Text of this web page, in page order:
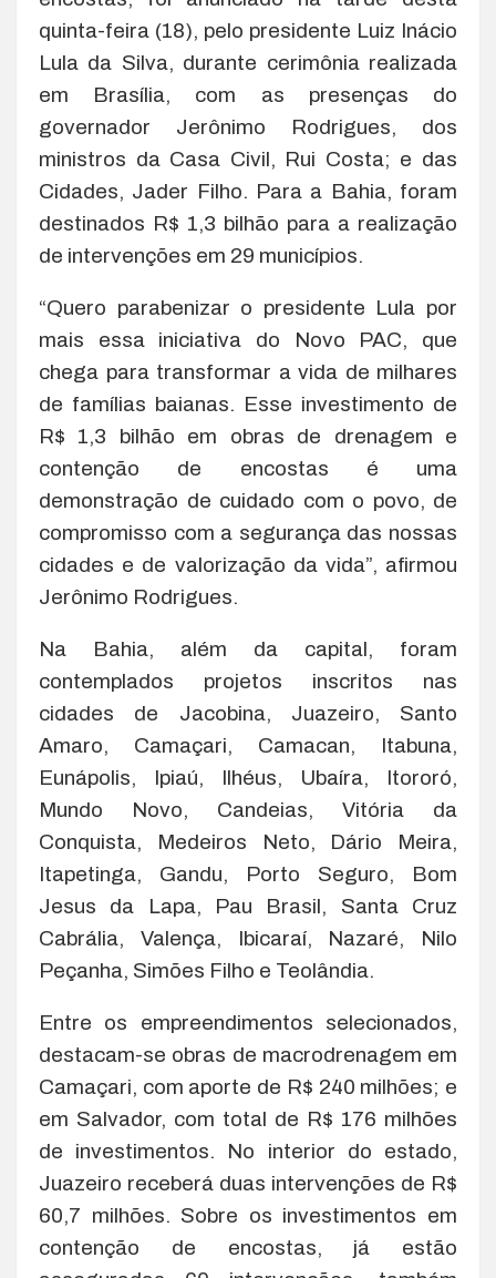
quinta-feira (18), pelo presidente Luiz Inácio
Lula da Silva, durante cerimônia realizada
em Brasília, com as presenças do
governador Jerônimo Rodrigues, dos
ministros da Casa Civil, Rui Costa; e das
Cidades, Jader Filho. Para a Bahia, foram
destinados R$ 1,3 bilhão para a realização
de intervenções em 29 municípios.
“Quero parabenizar o presidente Lula por
mais essa iniciativa do Novo PAC, que
chega para transformar a vida de milhares
de famílias baianas. Esse investimento de
R$ 1,3 bilhão em obras de drenagem e
contenção de encostas é uma
demonstração de cuidado com o povo, de
compromisso com a segurança das nossas
cidades e de valorização da vida”, afirmou
Jerônimo Rodrigues.
Na Bahia, além da capital, foram
contemplados projetos inscritos nas
cidades de Jacobina, Juazeiro, Santo
Amaro, Camaçari, Camacan, Itabuna,
Eunápolis, Ipiaú, Ilhéus, Ubaíra, Itororó,
Mundo Novo, Candeias, Vitória da
Conquista, Medeiros Neto, Dário Meira,
Itapetinga, Gandu, Porto Seguro, Bom
Jesus da Lapa, Pau Brasil, Santa Cruz
Cabrália, Valença, Ibicaraí, Nazaré, Nilo
Peçanha, Simões Filho e Teolândia.
Entre os empreendimentos selecionados,
destacam-se obras de macrodrenagem em
Camaçari, com aporte de R$ 240 milhões; e
em Salvador, com total de R$ 176 milhões
de investimentos. No interior do estado,
Juazeiro receberá duas intervenções de R$
60,7 milhões. Sobre os investimentos em
contenção de encostas, já estão